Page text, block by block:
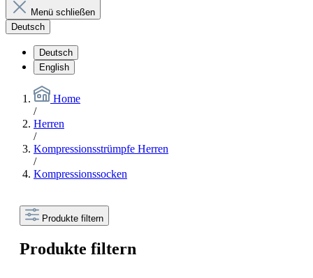
Menü schließen
Deutsch
Deutsch
English
Home
/
Herren
/
Kompressionsstrümpfe Herren
/
Kompressionssocken
Produkte filtern
Produkte filtern